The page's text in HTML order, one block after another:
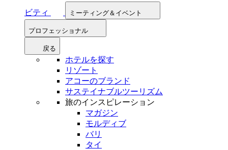
ビティ
ミーティング＆イベント
プロフェッショナル
戻る
ホテルを探す
リゾート
アコーのブランド
サステイナブルツーリズム
旅のインスピレーション
マガジン
モルディブ
バリ
タイ